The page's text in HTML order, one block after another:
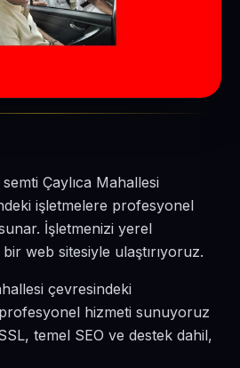
Çaylıca Mahallesi
işletmelere profesyonel
İşletmenizi yerel
web sitesiyle ulaştırıyoruz.
çevresindeki
hizmeti sunuyoruz
temel SEO ve destek dahil,